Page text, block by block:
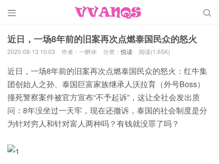
 
近日，一场8年前的旧案再次点燃泰国民众的怒火
2020-08-13 10:03 作者：一醉休 分类：悦读 阅读(1.65K)
近日，一场8年前的旧案再次点燃泰国民众的怒火：红牛集
团创始人之孙、泰国巨富家族继承人沃拉育（外号Boss）
撞死警察案件被官方宣布“不予起诉”，这让全社会发出质
问：8年没坐过一天牢，现在还撤诉，泰国的社会制度是分
为针对穷人和针对富人两种吗？有钱就没罪了吗？